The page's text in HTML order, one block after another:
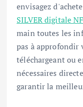
envisagez
SILVER digitale
main toutes les
pas à approfondir
téléchargeant ou
nécessaires
garantir la